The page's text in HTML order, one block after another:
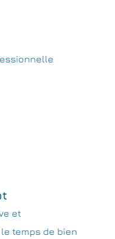
et
temps de bien